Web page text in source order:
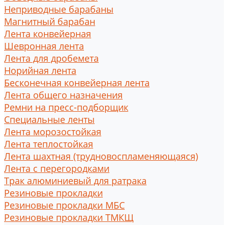
Неприводные барабаны
Магнитный барабан
Лента конвейерная
Шевронная лента
Лента для дробемета
Норийная лента
Бесконечная конвейерная лента
Лента общего назначения
Ремни на пресс-подборщик
Специальные ленты
Лента морозостойкая
Лента теплостойкая
Лента шахтная (трудновоспламеняющаяся)
Лента с перегородками
Трак алюминиевый для ратрака
Резиновые прокладки
Резиновые прокладки МБС
Резиновые прокладки ТМКЩ